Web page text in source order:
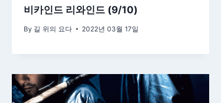
비카인드 리와인드 (9/10)
By 길 위의 요다 2022년 03월 17일